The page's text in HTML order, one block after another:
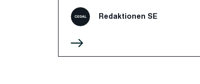
Redaktionen SE